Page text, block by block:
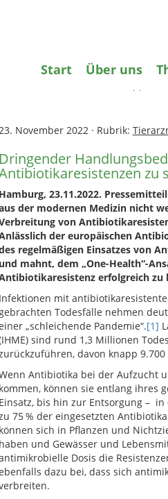
Start Über uns
Tierarzneimittel»
November 2022· Rubrik:
Dringender
zu
Hamburg, 23.11.2022.
der modernen Medizin nicht
von
der europäischen
regelmäßigen Einsatzes von
und mahnt, dem „One-Health“-
erfolgreich zu
Infektionen mit
Todesfälle nehmen
„schleichende Pandemie“.[1]
sind rund 1,3 Millionen
davon knapp
Antibiotika bei der Aufzucht
kommen, können sie entlang ihres
Einsatz, bis hin zur Entsorgung –
75 % der eingesetzten
können sich in Pflanzen und
haben und Gewässer und
Dosis die
dazu bei, dass sich